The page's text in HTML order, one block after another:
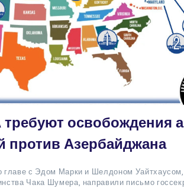
освобождения
против Азербайджана
с Эдом Марки и Шелдоном
Чака Шумера, направили письмо